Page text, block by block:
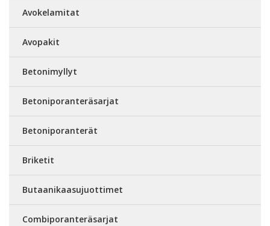
Avokelamitat
Avopakit
Betonimyllyt
Betoniporanteräsarjat
Betoniporanterät
Briketit
Butaanikaasujuottimet
Combiporanteräsarjat